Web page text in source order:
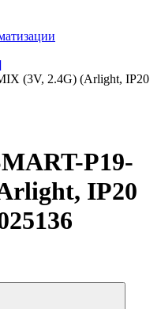
(3V, 2.4G) (Arlight, IP20
P19-
IP20